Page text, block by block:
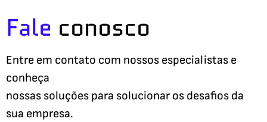
Fale conosco
Entre em contato com nossos especialistas e
conheça
nossas soluções para solucionar os desafios da
sua empresa.